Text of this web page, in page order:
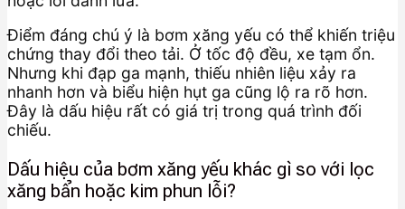
Điểm đáng chú ý là bơm xăng yếu có thể khiến triệu
chứng thay đổi theo tải. Ở tốc độ đều, xe tạm ổn.
Nhưng khi đạp ga mạnh, thiếu nhiên liệu xảy ra
nhanh hơn và biểu hiện hụt ga cũng lộ ra rõ hơn.
Đây là dấu hiệu rất có giá trị trong quá trình đối
chiếu.
Dấu hiệu của bơm xăng yếu khác gì so với lọc
xăng bẩn hoặc kim phun lỗi?